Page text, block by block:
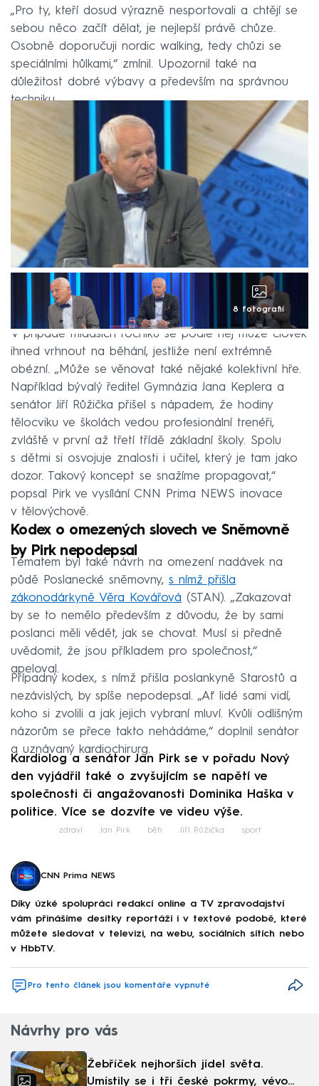
„Pro ty, kteří dosud výrazně nesportovali a chtějí se
sebou něco začít dělat, je nejlepší právě chůze.
Osobně doporučuji nordic walking, tedy chůzi se
speciálními hůlkami,“ zmínil. Upozornil také na
důležitost dobré výbavy a především na správnou
techniku.
8 fotografií
V případě mladších ročníků se podle něj může člověk
ihned vrhnout na běhání, jestliže není extrémně
obézní. „Může se věnovat také nějaké kolektivní hře.
Například bývalý ředitel Gymnázia Jana Keplera a
senátor Jiří Růžička přišel s nápadem, že hodiny
tělocviku ve školách vedou profesionální trenéři,
zvláště v první až třetí třídě základní školy. Spolu
s dětmi si osvojuje znalosti i učitel, který je tam jako
dozor. Takový koncept se snažíme propagovat,“
popsal Pirk ve vysílání CNN Prima NEWS inovace
v tělovýchově.
Kodex o omezených slovech ve Sněmovně
by Pirk nepodepsal
Tématem byl také návrh na omezení nadávek na
půdě Poslanecké sněmovny, s nímž přišla
zákonodárkyně Věra Kovářová (STAN). „Zakazovat
by se to nemělo především z důvodu, že by sami
poslanci měli vědět, jak se chovat. Musí si předně
uvědomit, že jsou příkladem pro společnost,“
apeloval.
Případný kodex, s nímž přišla poslankyně Starostů a
nezávislých, by spíše nepodepsal. „Ať lidé sami vidí,
koho si zvolili a jak jejich vybraní mluví. Kvůli odlišným
názorům se přece takto nehádáme,“ doplnil senátor
a uznávaný kardiochirurg.
Kardiolog a senátor Jan Pirk se v pořadu Nový
den vyjádřil také o zvyšujícím se napětí ve
společnosti či angažovanosti Dominika Haška v
politice. Více se dozvíte ve videu výše.
zdraví Jan Pirk běh Jiří Růžička sport
CNN Prima NEWS
Díky úzké spolupráci redakcí online a TV zpravodajství
vám přinášíme desítky reportáží i v textové podobě, které
můžete sledovat v televizi, na webu, sociálních sítích nebo
v HbbTV.
Pro tento článek jsou komentáře vypnuté
Návrhy pro vás
Žebříček nejhorších jídel světa.
Umístily se i tři české pokrmy, vévodí